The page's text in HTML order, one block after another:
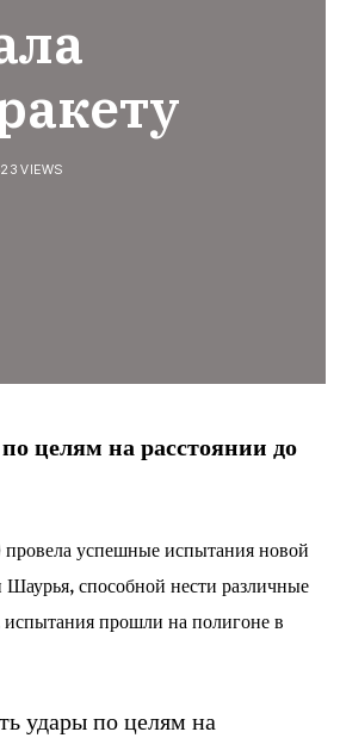
VIEWS
целям на расстоянии до
успешные испытания новой
Шаурья, способной нести различные
испытания прошли на полигоне в
удары по целям на